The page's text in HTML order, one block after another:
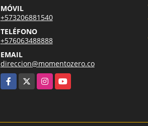
MÓVIL
+573206881540
TELÉFONO
+576063488888
EMAIL
direccion@momentozero.co
Facebook
InstagramYouTube